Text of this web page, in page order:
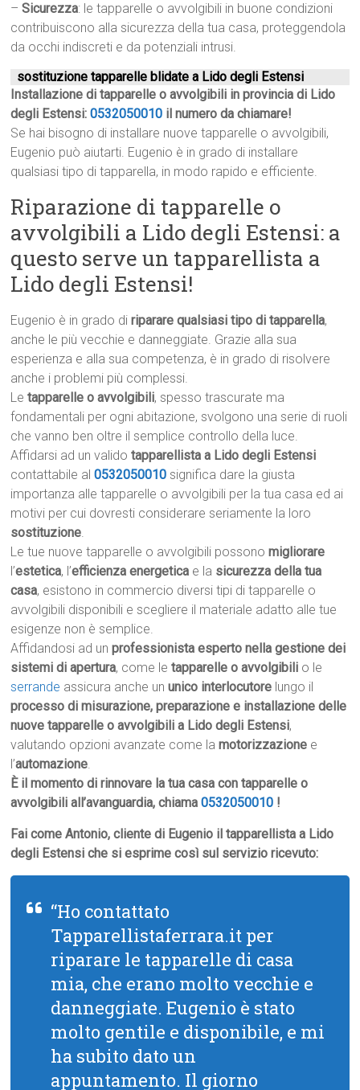
–Sicurezza: le tapparelle o avvolgibili in buone condizioni
contribuiscono alla sicurezza della tua casa, proteggendola
da occhi indiscreti e da potenziali intrusi.
sostituzione tapparelle blidate a Lido degli Estensi
Installazione di tapparelle o avvolgibili in provincia di Lido
degli Estensi:0532050010 il numero da chiamare!
Se hai bisogno di installare nuove tapparelle o avvolgibili,
Eugenio può aiutarti. Eugenio è in grado di installare
qualsiasi tipo di tapparella, in modo rapido e efficiente.
Riparazione di tapparelle o
avvolgibili a Lido degli Estensi: a
questo serve un tapparellista a
Lido degli Estensi!
Eugenio è in grado diriparare qualsiasi tipo di tapparella,
anche le più vecchie e danneggiate. Grazie alla sua
esperienza e alla sua competenza, è in grado di risolvere
anche i problemi più complessi.
Letapparelle o avvolgibili, spesso trascurate ma
fondamentali per ogni abitazione, svolgono una serie di ruoli
che vanno ben oltre il semplice controllo della luce.
Affidarsi ad un validotapparellista a Lido degli Estensi
contattabile al0532050010 significa dare la giusta
importanza alle tapparelle o avvolgibili per la tua casa ed ai
motivi per cui dovresti considerare seriamente la loro
sostituzione.
Le tue nuove tapparelle o avvolgibili possonomigliorare
l’estetica, l’efficienza energetica e la sicurezza della tua
casa, esistono in commercio diversi tipi di tapparelle o
avvolgibili disponibili e scegliere il materiale adatto alle tue
esigenze non è semplice.
Affidandosi ad unprofessionista esperto nella gestione dei
sistemi di apertura, come letapparelle o avvolgibili o le
serrande assicura anche ununico interlocutore lungo il
processo di misurazione, preparazione e installazione delle
nuove tapparelle o avvolgibili a Lido degli Estensi,
valutando opzioni avanzate come lamotorizzazione e
l’automazione.
È il momento di rinnovare la tua casa con tapparelle o
avvolgibili all’avanguardia, chiama0532050010 !
Fai come Antonio, cliente di Eugenio il tapparellista a Lido
degli Estensi che si esprime così sul servizio ricevuto:
“Ho contattato
Tapparellistaferrara.it per
riparare le tapparelle di casa
mia, che erano molto vecchie e
danneggiate. Eugenio è stato
molto gentile e disponibile, e mi
ha subito dato un
appuntamento. Il giorno